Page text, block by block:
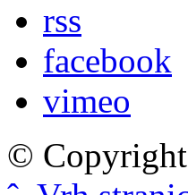
rss
facebook
vimeo
©